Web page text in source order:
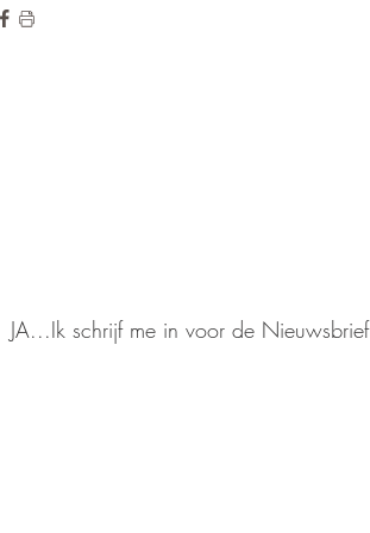
JA...Ik schrijf me in voor de Nieuwsbrief